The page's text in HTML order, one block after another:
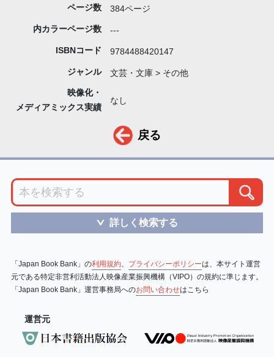
ページ数 384ページ
内カラーページ数 ---
ISBNコード 9784488420147
ジャンル 文芸・文庫 > その他
映像化・
メディアミックス実績
なし
戻る
＞ 詳しく検索する
「Japan Book Bank」の利用規約、 プライバシーポリシーは、本サイト運営
元である特定非営利活動法人映像産業振興機構（VIPO）の規約に準じます。
「Japan Book Bank」運営事務局へのお問い合わせはこちら
運営元